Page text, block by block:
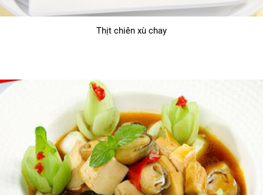
Thịt chiên xù chay